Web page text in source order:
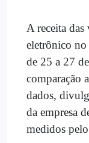
A receita das
eletrônico
de 25 a 27
comparação
dados,
da empresa
medidos